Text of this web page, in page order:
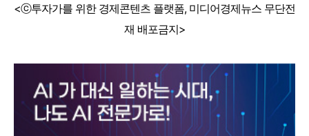
<ⓒ투자가를 위한 경제콘텐츠 플랫폼, 미디어경제뉴스 무단전
재 배포금지>